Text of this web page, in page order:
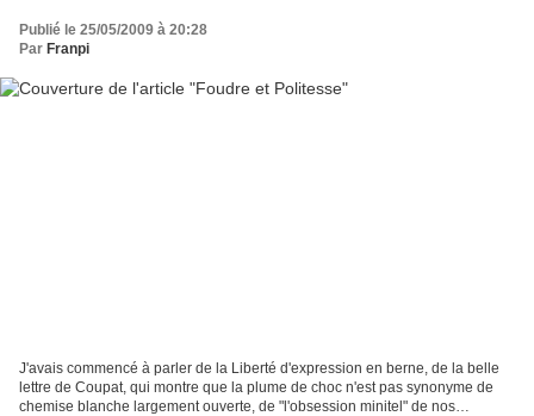
Publié le 25/05/2009 à 20:28
Par Franpi
J'avais commencé à parler de la Liberté d'expression en berne, de la belle
lettre de Coupat, qui montre que la plume de choc n'est pas synonyme de
chemise blanche largement ouverte, de "l'obsession minitel" de nos